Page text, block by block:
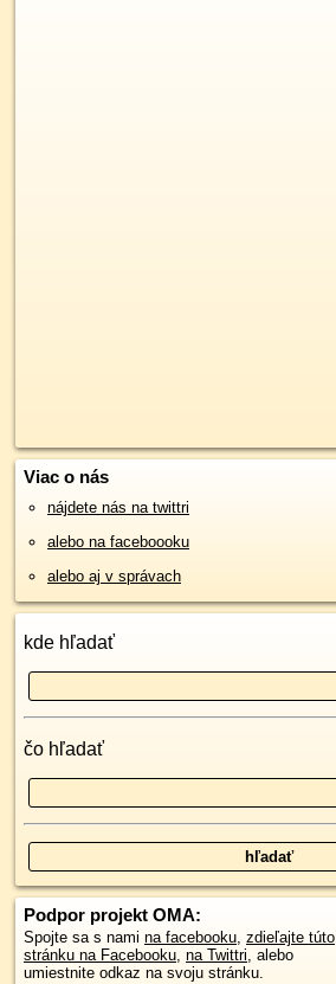
Viac o nás
nájdete nás na twittri
alebo na faceboooku
alebo aj v správach
kde hľadať
čo hľadať
Podpor projekt OMA:
Spojte sa s nami na facebooku, zdieľajte túto
stránku na Facebooku, na Twittri, alebo
umiestnite odkaz na svoju stránku.